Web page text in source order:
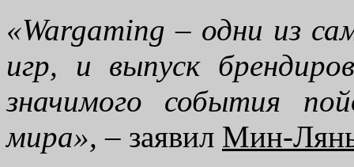
«Wargaming – одни из
игр, и выпуск
значимого события
мира», – заявил Мин-